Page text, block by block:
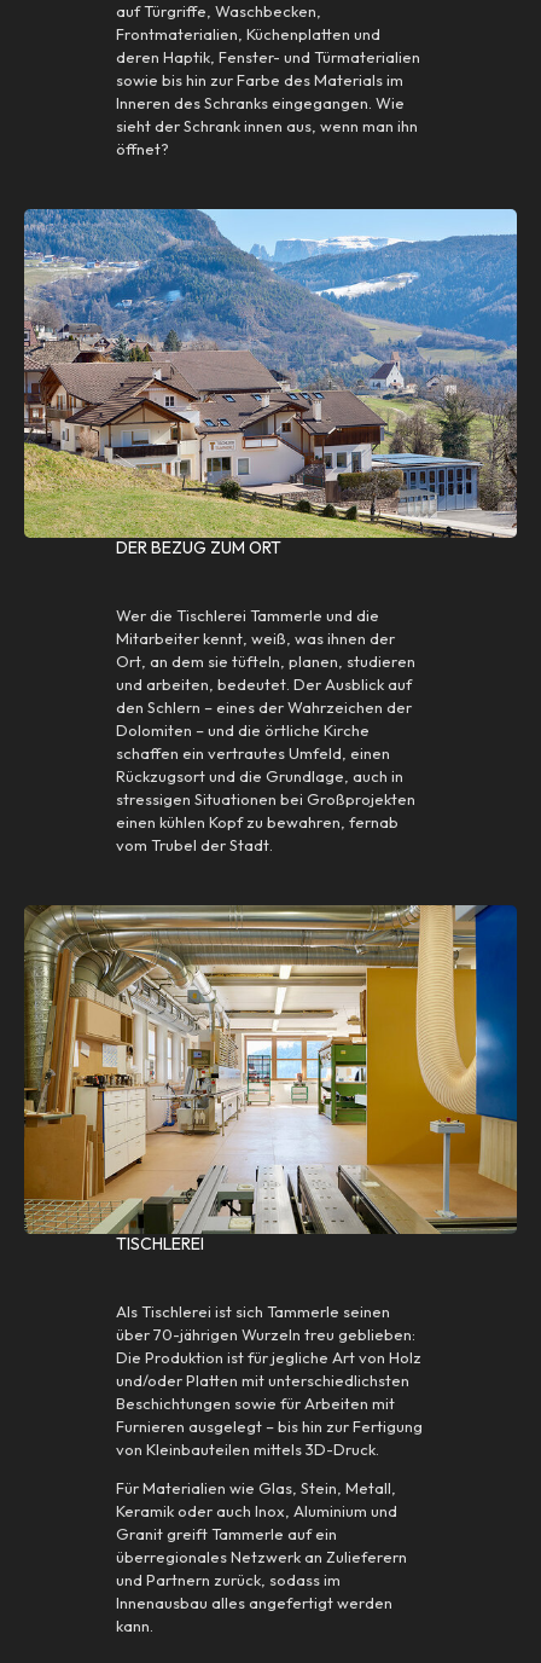
auf Türgriffe, Waschbecken,
Frontmaterialien, Küchenplatten und
deren Haptik, Fenster- und Türmaterialien
sowie bis hin zur Farbe des Materials im
Inneren des Schranks eingegangen. Wie
sieht der Schrank innen aus, wenn man ihn
öffnet?
DER BEZUG ZUM ORT
Wer die Tischlerei Tammerle und die
Mitarbeiter kennt, weiß, was ihnen der
Ort, an dem sie tüfteln, planen, studieren
und arbeiten, bedeutet. Der Ausblick auf
den Schlern – eines der Wahrzeichen der
Dolomiten – und die örtliche Kirche
schaffen ein vertrautes Umfeld, einen
Rückzugsort und die Grundlage, auch in
stressigen Situationen bei Großprojekten
einen kühlen Kopf zu bewahren, fernab
vom Trubel der Stadt.
TISCHLEREI
Als Tischlerei ist sich Tammerle seinen
über 70-jährigen Wurzeln treu geblieben:
Die Produktion ist für jegliche Art von Holz
und/oder Platten mit unterschiedlichsten
Beschichtungen sowie für Arbeiten mit
Furnieren ausgelegt – bis hin zur Fertigung
von Kleinbauteilen mittels 3D-Druck.
Für Materialien wie Glas, Stein, Metall,
Keramik oder auch Inox, Aluminium und
Granit greift Tammerle auf ein
überregionales Netzwerk an Zulieferern
und Partnern zurück, sodass im
Innenausbau alles angefertigt werden
kann.